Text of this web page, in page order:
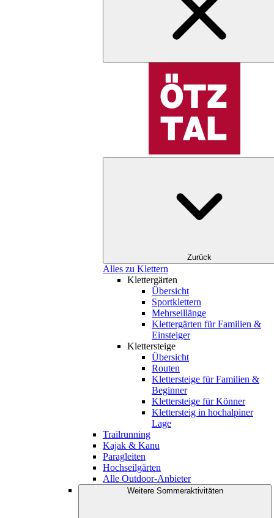
Zurück
Alles zu Klettern
Klettergärten
Übersicht
Sportklettern
Mehrseillänge
Klettergärten für Familien &
Einsteiger
Klettersteige
Übersicht
Routen
Klettersteige für Familien &
Beginner
Klettersteige für Könner
Klettersteig in hochalpiner
Lage
Trailrunning
Kajak & Kanu
Paragleiten
Hochseilgärten
Alle Outdoor-Anbieter
Weitere Sommeraktivitäten